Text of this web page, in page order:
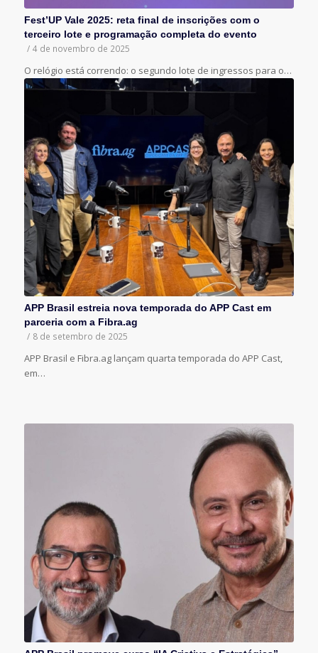
Fest’UP Vale 2025: reta final de inscrições com o
terceiro lote e programação completa do evento
/ 4 de novembro de 2025
O relógio está correndo: o segundo lote de ingressos para o…
APP Brasil estreia nova temporada do APP Cast em
parceria com a Fibra.ag
/ 8 de setembro de 2025
APP Brasil e Fibra.ag lançam quarta temporada do APP Cast,
em…